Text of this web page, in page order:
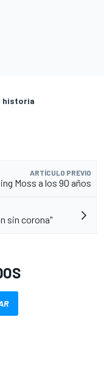
historia
ARTÍCULO PREVIO
Moss a los 90 años
sin corona"